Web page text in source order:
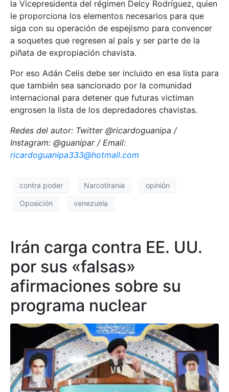
la Vicepresidenta del régimen Delcy Rodríguez, quien
le proporciona los elementos necesarios para que
siga con su operación de espejismo para convencer
a soquetes que regresen al país y ser parte de la
piñata de expropiación chavista.
Por eso Adán Celis debe ser incluido en esa lista para
que también sea sancionado por la comunidad
internacional para detener que futuras victiman
engrosen la lista de los depredadores chavistas.
Redes del autor: Twitter @ricardoguanipa /
Instagram: @guanipar / Email:
ricardoguanipa333@hotmail.com
contra poder Narcotirania opinión
Oposición venezuela
Irán carga contra EE. UU.
por sus «falsas»
afirmaciones sobre su
programa nuclear